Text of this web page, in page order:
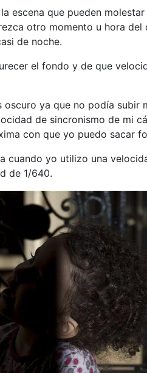
escena que pueden
otro momento u hora del
de noche.
el fondo y de que
ya que no podía subir
de sincronismo de mi
con que yo puedo sacar
cuando yo utilizo una
de 1/640.